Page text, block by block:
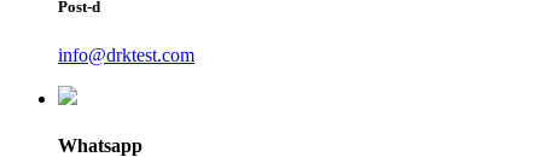
Post-d
info@drktest.com
Whatsapp